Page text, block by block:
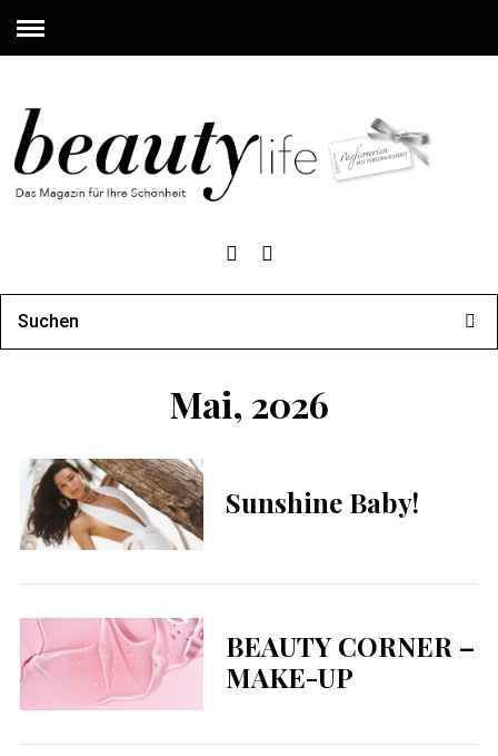
Mai, 2026
Sunshine Baby!
BEAUTY CORNER –
MAKE-UP